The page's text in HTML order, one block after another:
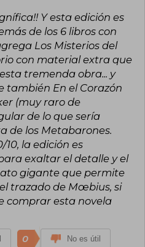
influiría tanto en otros cómics
de ciencia ficción.
como historietista, Giraud
y diseñador para
ficción, aportando su marca
visuales que trascendieron el
10 de marzo de 2012, dejando
tanto en el noveno arte
pop internacional. Su
hoy en autores, ilustradores y
en su obra un antes y
narrativa visual.
Celeste… son auténticas
que fuerzan los límites de la
y nos sumergen en universos
de los setenta MOEBIUS
por el mundo del cine.
junto a Alejandro Jodorowski,
frustrado de llevar Dune al
colabora en Alien
Scott, Tron (1982) de Steve
del Tiempo (1982) de René
de Ron Howard y Abyss
Cameron.
Y esta edición es
de los 6 libros con
Los Misterios del
con material extra que
tremenda obra... y
también En el Corazón
(muy raro de
de lo que sería
de los Metabarones.
10, la edición es
exaltar el detalle y el
gigante que permite
trazado de Mœbius, si
comprar esta novela
0 No es útil